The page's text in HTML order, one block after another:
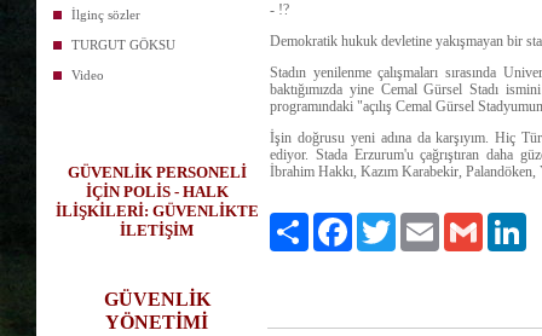
İlginç sözler
TURGUT GÖKSU
Video
GÜVENLİK PERSONELİ
İÇİN POLİS - HALK
İLİŞKİLERİ: GÜVENLİKTE
İLETİŞİM
GÜVENLİK
YÖNETİMİ
- !?
Demokratik hukuk devletine yakışmayan bir
Stadın yenilenme çalışmaları sırasında
baktığımızda yine Cemal Gürsel Stadı
programındaki "açılış Cemal Gürsel
İşin doğrusu yeni adına da karşıyım. Hiç
ediyor. Stada Erzurum'u çağrıştıran daha
İbrahim Hakkı, Kazım Karabekir,
Paylaş FacebookTwitter Email Gmail